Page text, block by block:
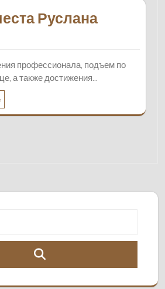
Руслана
профессионала, подъем по
а также достижения…